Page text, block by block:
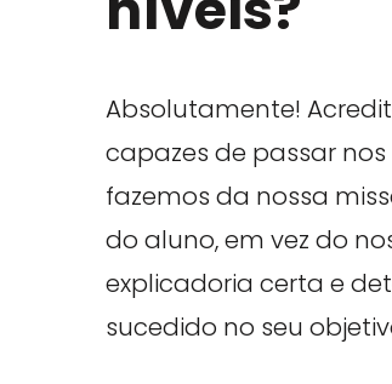
Absolutamente!
capazes de passar
fazemos da nossa
do aluno, em vez do
explicadoria certa e
sucedido no seu